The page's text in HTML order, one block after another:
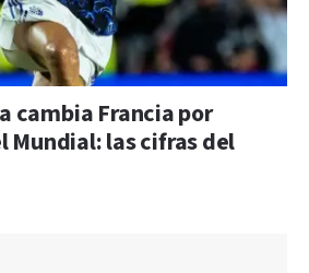
cambia Francia por
Mundial: las cifras del